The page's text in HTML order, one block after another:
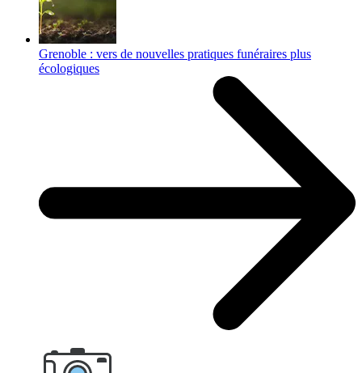
Grenoble : vers de nouvelles pratiques funéraires plus
écologiques